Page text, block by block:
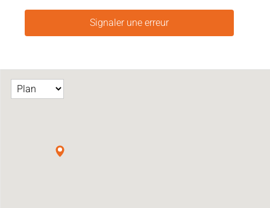
Signaler une erreur